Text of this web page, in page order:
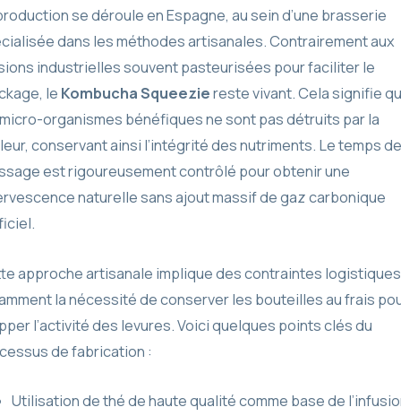
se déroule en Espagne, au sein d’une brasserie
dans les méthodes artisanales. Contrairement aux
industrielles souvent pasteurisées pour faciliter le
le Kombucha Squeeziereste vivant. Cela signifie
organismes bénéfiques ne sont pas détruits par la
conservant ainsi l’intégrité des nutriments. Le temps de
est rigoureusement contrôlé pour obtenir une
naturelle sans ajout massif de gaz carbonique
approche artisanale implique des contraintes
la nécessité de conserver les bouteilles au frais
l’activité des levures. Voici quelques points clés du
de fabrication :
Utilisation de thé de haute qualité comme base de